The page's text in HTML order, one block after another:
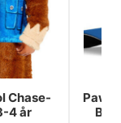
Chase-
4 år
Paw